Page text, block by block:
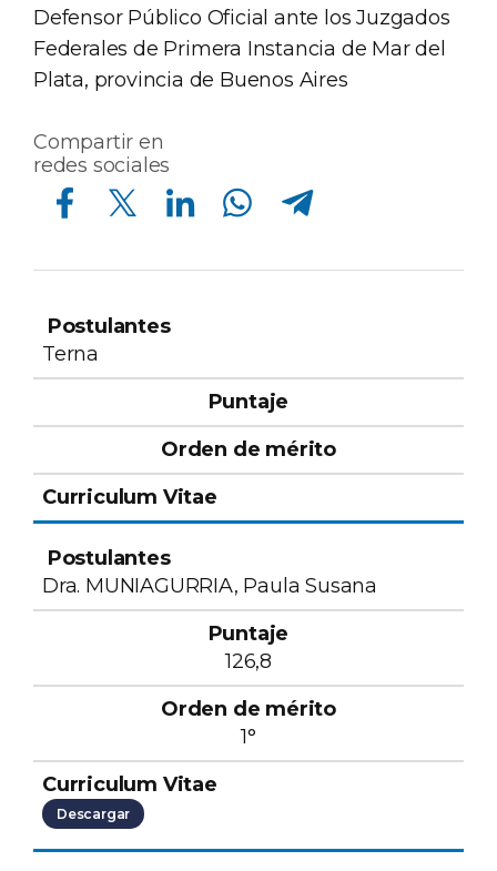
Defensor Público Oficial ante los Juzgados
Federales de Primera Instancia de Mar del
Plata, provincia de Buenos Aires
Compartir en
redes sociales
Compartir en Facebook Compartir en Twitter Compartir en Linkedin Compartir en Whatsapp Compartir en Telegram
Postulantes Puntaje
mérito
Vitae
Terna
Dra. MUNIAGURRIA, Paula Susana
126,8
1°
Descargar